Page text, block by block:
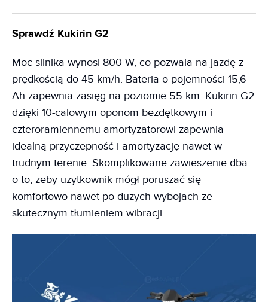
Sprawdź Kukirin G2
Moc silnika wynosi 800 W, co pozwala na jazdę z
prędkością do 45 km/h. Bateria o pojemności 15,6
Ah zapewnia zasięg na poziomie 55 km. Kukirin G2
dzięki 10-calowym oponom bezdętkowym i
czteroramiennemu amortyzatorowi zapewnia
idealną przyczepność i amortyzację nawet w
trudnym terenie. Skomplikowane zawieszenie dba
o to, żeby użytkownik mógł poruszać się
komfortowo nawet po dużych wybojach ze
skutecznym tłumieniem wibracji.